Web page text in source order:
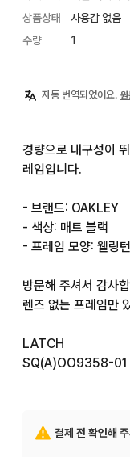
상품상태
사용감 없음
수량
1
자동 번역되었어요. 원
경량으로 내구성이
레임입니다.
- 브랜드: OAKLEY
- 색상: 매트 블랙
- 프레임 모양: 웰링턴
방문해 주셔서 감사
렌즈 없는 프레임만
LATCH
SQ(A)OO9358-01
결제 전 확인해